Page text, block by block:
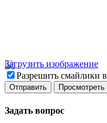
Загрузить изображение
Разрешить смайлики
Задать вопрос